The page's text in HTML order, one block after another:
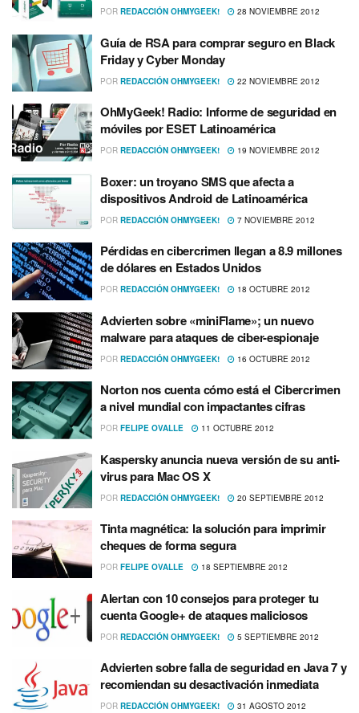
POR REDACCIÓN OHMYGEEK! 28 NOVIEMBRE 2012
Guí­a de RSA para comprar seguro en Black
Friday y Cyber Monday
POR REDACCIÓN OHMYGEEK! 22 NOVIEMBRE 2012
OhMyGeek! Radio: Informe de seguridad en
móviles por ESET Latinoamérica
POR REDACCIÓN OHMYGEEK! 19 NOVIEMBRE 2012
Boxer: un troyano SMS que afecta a
dispositivos Android de Latinoamérica
POR REDACCIÓN OHMYGEEK! 7 NOVIEMBRE 2012
Pérdidas en cibercrimen llegan a 8.9 millones
de dólares en Estados Unidos
POR REDACCIÓN OHMYGEEK! 18 OCTUBRE 2012
Advierten sobre «miniFlame»; un nuevo
malware para ataques de ciber-espionaje
POR REDACCIÓN OHMYGEEK! 16 OCTUBRE 2012
Norton nos cuenta cómo está el Cibercrimen
a nivel mundial con impactantes cifras
POR FELIPE OVALLE 11 OCTUBRE 2012
Kaspersky anuncia nueva versión de su anti-
virus para Mac OS X
POR REDACCIÓN OHMYGEEK! 20 SEPTIEMBRE 2012
Tinta magnética: la solución para imprimir
cheques de forma segura
POR FELIPE OVALLE 18 SEPTIEMBRE 2012
Alertan con 10 consejos para proteger tu
cuenta Google+ de ataques maliciosos
POR REDACCIÓN OHMYGEEK! 5 SEPTIEMBRE 2012
Advierten sobre falla de seguridad en Java 7 y
recomiendan su desactivación inmediata
POR REDACCIÓN OHMYGEEK! 31 AGOSTO 2012